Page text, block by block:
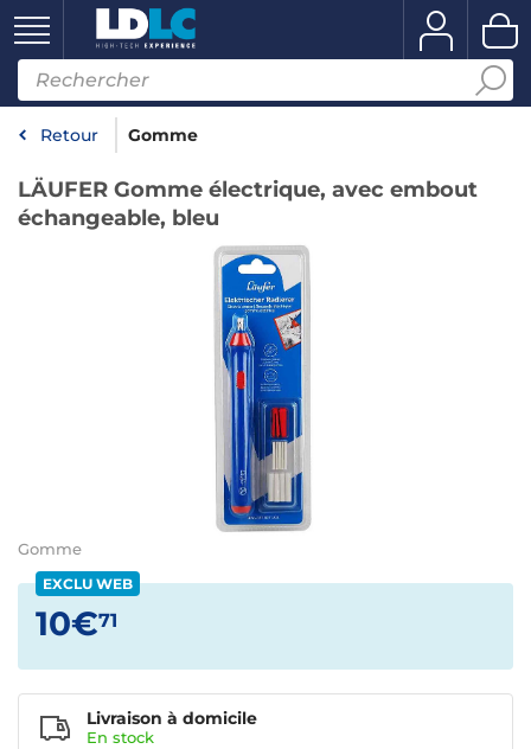
Retour Gomme
LÄUFER Gomme électrique, avec embout
échangeable, bleu
Gomme
EXCLU WEB
10€71
Livraison à domicile
En stock